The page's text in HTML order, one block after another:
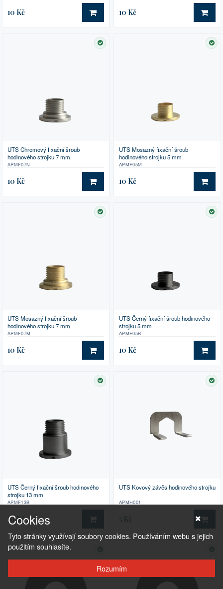
10 Kč DO KOŠÍKU
10 Kč DO
SKLADEM
UTS Chromový fixační šroub
hodinového strojku 7 mm
APMF07N
10 Kč DO KOŠÍKU
UTS Mosazný fixační šroub
hodinového strojku 5 mm
APMF05M
10 Kč DO
SKLADEM
UTS Mosazný fixační šroub
hodinového strojku 7 mm
APMF07M
10 Kč DO KOŠÍKU
UTS Černý fixační šroub hodinového
strojku 5 mm
APMF05B
10 Kč DO
SKLADEM
UTS Černý fixační šroub hodinového
strojku 13 mm
APMF13B
10 Kč DO KOŠÍKU
UTS Kovový závěs hodinového strojku
APMH001
5 Kč DO
Cookies
Tyto stránky využívají soubory cookies. Používáním webu s jejich
použitím souhlasíte.
Rozumím